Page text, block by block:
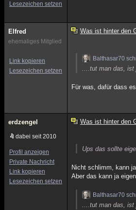
Lesezeichen setzen
Elfred
ehemaliges Mitglied
Link kopieren
Lesezeichen setzen
Was ist hinter den
Balthasar70
....tut man das, ist
Für was, dafür dass
erdzengel
dabei seit 2010
Profil anzeigen
Private Nachricht
Link kopieren
Lesezeichen setzen
Was ist hinter den
Ups das sollte
Nicht schlimm, kann
Aber das kann ja
Balthasar70
....tut man das, ist